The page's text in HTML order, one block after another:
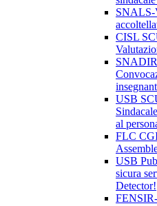
SNALS-
CISL
USB
al
FLC
USB
sicura
Detector!